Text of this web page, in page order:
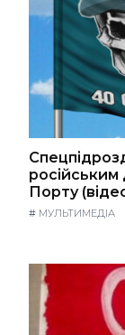
російським
Порту
# МУЛЬТИМЕДІА